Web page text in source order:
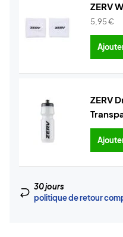
ZERV
5,95€
ZERV
30 jours
politique de retour